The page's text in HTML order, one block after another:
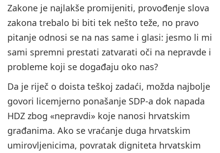
Zakone je najlakše promijeniti, provođenje slova
zakona trebalo bi biti tek nešto teže, no pravo
pitanje odnosi se na nas same i glasi: jesmo li mi
sami spremni prestati zatvarati oči na nepravde i
probleme koji se događaju oko nas?
Da je riječ o doista teškoj zadaći, možda najbolje
govori licemjerno ponašanje SDP-a dok napada
HDZ zbog «nepravdi» koje nanosi hrvatskim
građanima. Ako se vraćanje duga hrvatskim
umirovljenicima, povratak digniteta hrvatskim